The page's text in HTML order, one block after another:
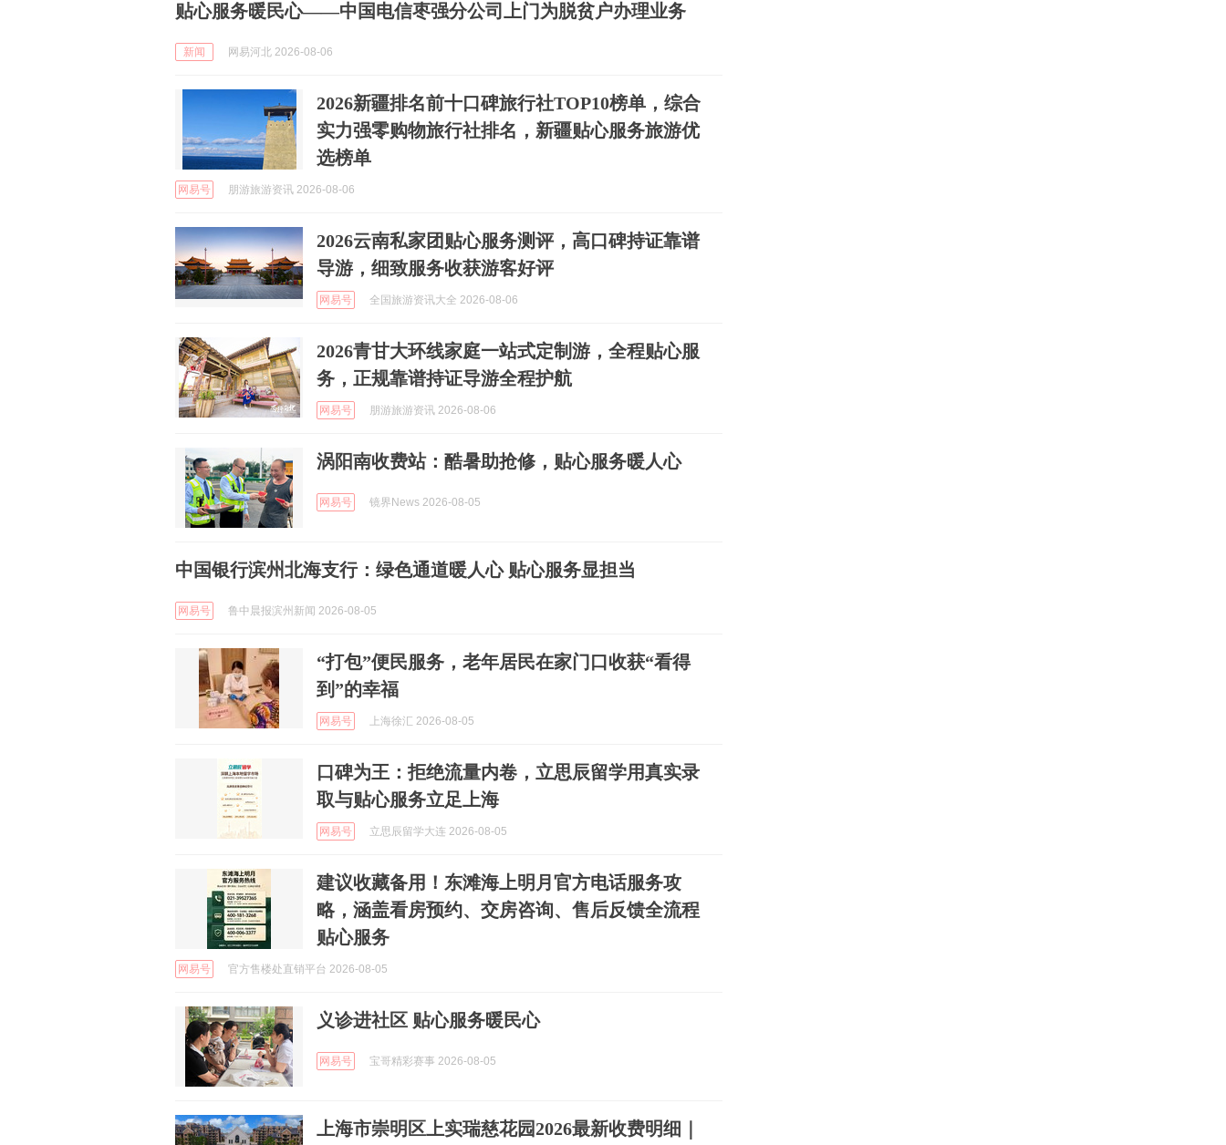
贴心服务暖民心——中国电信枣强分公司上门为脱贫户办理业务
新闻 网易河北 2026-08-06
2026新疆排名前十口碑旅行社TOP10榜单，综合
实力强零购物旅行社排名，新疆贴心服务旅游优
选榜单
网易号 朋游旅游资讯 2026-08-06
2026云南私家团贴心服务测评，高口碑持证靠谱
导游，细致服务收获游客好评
网易号 全国旅游资讯大全 2026-08-06
2026青甘大环线家庭一站式定制游，全程贴心服
务，正规靠谱持证导游全程护航
网易号 朋游旅游资讯 2026-08-06
涡阳南收费站：酷暑助抢修，贴心服务暖人心
网易号 镜界News 2026-08-05
中国银行滨州北海支行：绿色通道暖人心 贴心服务显担当
网易号 鲁中晨报滨州新闻 2026-08-05
“打包”便民服务，老年居民在家门口收获“看得
到”的幸福
网易号 上海徐汇 2026-08-05
口碑为王：拒绝流量内卷，立思辰留学用真实录
取与贴心服务立足上海
网易号 立思辰留学大连 2026-08-05
建议收藏备用！东滩海上明月官方电话服务攻
略，涵盖看房预约、交房咨询、售后反馈全流程
贴心服务
网易号 官方售楼处直销平台 2026-08-05
义诊进社区 贴心服务暖民心
网易号 宝哥精彩赛事 2026-08-05
上海市崇明区上实瑞慈花园2026最新收费明细｜